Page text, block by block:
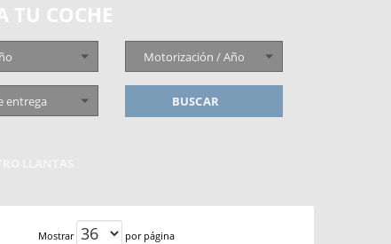
TU COCHE
Motorización / Año
entrega BUSCAR
Mostrar por página